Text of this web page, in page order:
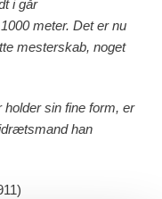
i går
meter. Det er nu
mesterskab, noget
sin fine form, er
han